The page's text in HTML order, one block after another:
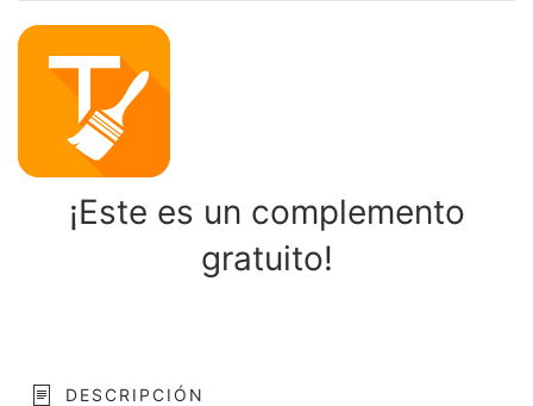
¡Este es un complemento
gratuito!
DESCRIPCIÓN